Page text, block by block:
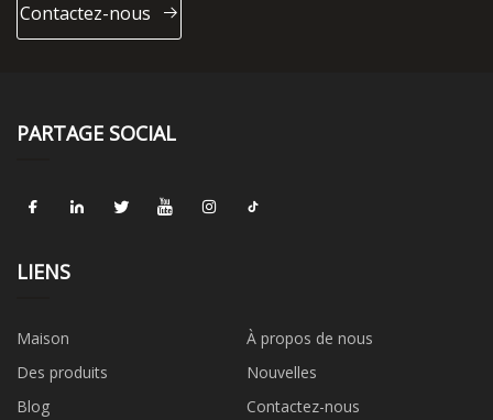
Contactez-nous
PARTAGE SOCIAL
LIENS
Maison
À propos de nous
Des produits
Nouvelles
Blog
Contactez-nous